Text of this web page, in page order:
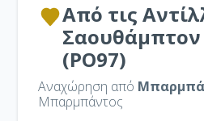
Από τις
Σαουθάμπτον
(PO97)
Αναχώρηση από
Μπαρμπάντος